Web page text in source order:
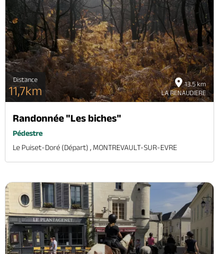
13.5 km
LA RENAUDIERE
Distance
11,7km
Randonnée "Les biches"
Pédestre
Le Puiset-Doré (départ) , MONTREVAULT-SUR-EVRE